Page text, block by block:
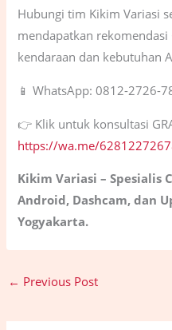
Hubungi tim Kikim Variasi
mendapatkan
kendaraan dan kebutuhan
📱 WhatsApp: 0812-2726-
👉 Klik untuk konsultasi
https://wa.me/
Kikim Variasi – Spesialis
Android, Dashcam, dan
Yogyakarta.
← Previous Post